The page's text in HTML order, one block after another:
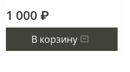
1 000 ₽
В корзину